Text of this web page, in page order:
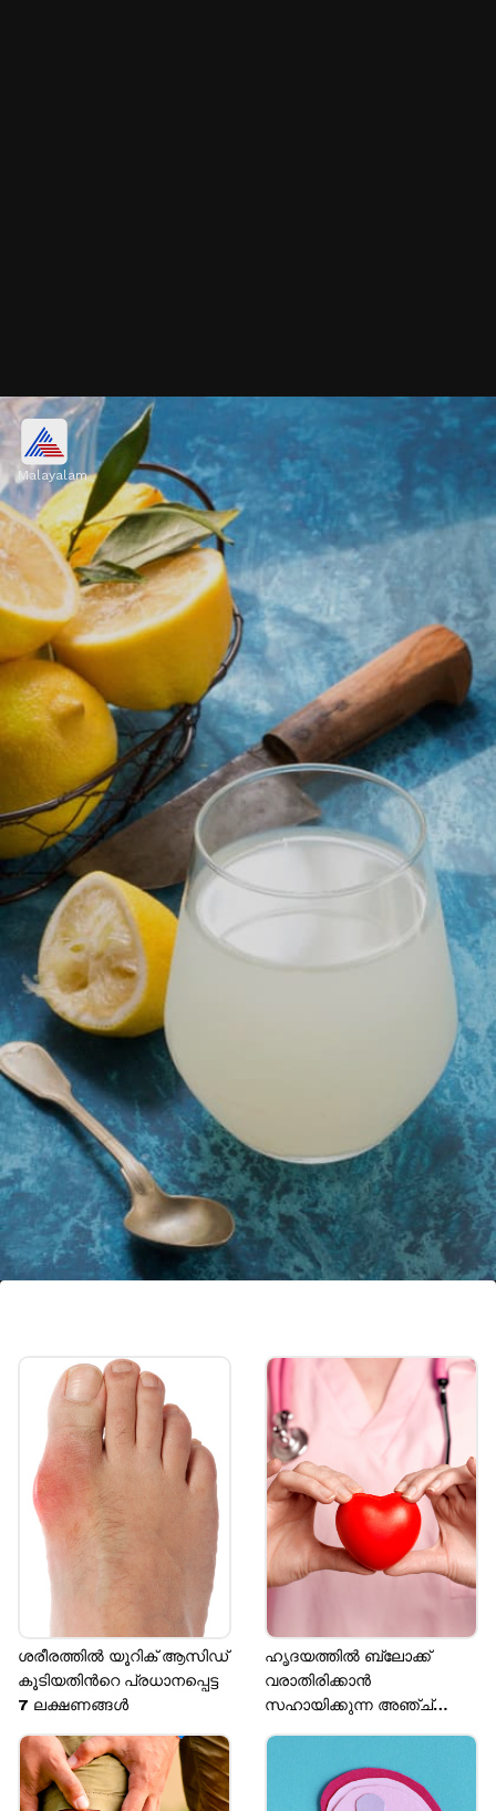
ചെമ്പരത്തി ചായ
കഫീൻ രഹിത ഹെർബൽ പാനീയമാണ്
ചെമ്പരത്തി ചായ. ഇതിന് നേരിയ
ഡൈയൂററ്റിക് ഗുണങ്ങളുണ്ട്. ഇത്
വൃക്കകളുടെ പ്രവർത്തനത്തിന്
സഹായിക്കുന്നു.
Image credits: pinterest
Malayalam
ഒരു ഗ്ലാസ് നാരങ്ങാ വെള്ളം കുടിച്ചുകൊണ്ട്
ദിവസം ആരംഭിക്കുന്നത് മൂത്രത്തിന്റെ
ഉത്പാദനം വർദ്ധിപ്പിക്കുകയും
വിഷവസ്തുക്കളെ പുറന്തള്ളാൻ
സഹായിക്കുകയും ചെയ്യും.
Image credits: Getty
ശരീരത്തില്‍ യൂറിക് ആസിഡ്
കൂടിയതിന്‍റെ പ്രധാനപ്പെട്ട
7 ലക്ഷണങ്ങള്‍
ഹൃദയത്തിൽ ബ്ലോക്ക്‌
വരാതിരിക്കാൻ
സഹായിക്കുന്ന അഞ്ച്